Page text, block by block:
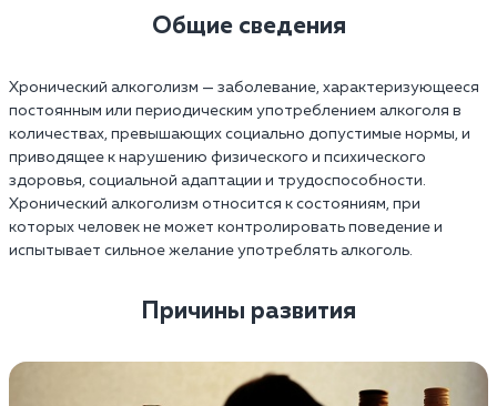
Общие сведения
Хронический алкоголизм — заболевание, характеризующееся
постоянным или периодическим употреблением алкоголя в
количествах, превышающих социально допустимые нормы, и
приводящее к нарушению физического и психического
здоровья, социальной адаптации и трудоспособности.
Хронический алкоголизм относится к состояниям, при
которых человек не может контролировать поведение и
испытывает сильное желание употреблять алкоголь.
Причины развития